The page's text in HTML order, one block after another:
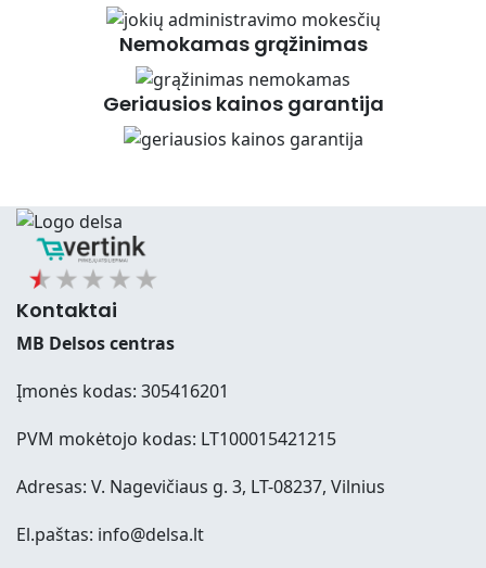
Nemokamas grąžinimas
Geriausios kainos garantija
Kontaktai
MB Delsos centras
Įmonės kodas: 305416201
PVM mokėtojo kodas: LT100015421215
Adresas: V. Nagevičiaus g. 3, LT-08237, Vilnius
El.paštas: info@delsa.lt